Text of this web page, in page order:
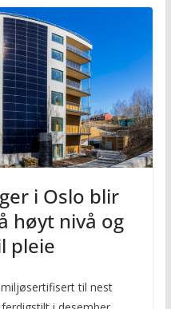
i Oslo blir
høyt nivå og
pleie
til nest